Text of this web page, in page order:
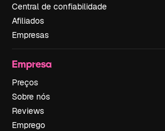
Central de confiabilidade
Afiliados
Empresas
Empresa
Preços
Sobre nós
Reviews
Emprego